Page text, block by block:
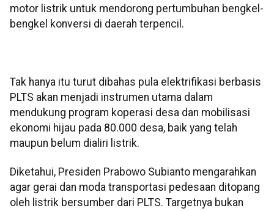
motor listrik untuk mendorong pertumbuhan bengkel-
bengkel konversi di daerah terpencil.
Tak hanya itu turut dibahas pula elektrifikasi berbasis
PLTS akan menjadi instrumen utama dalam
mendukung program koperasi desa dan mobilisasi
ekonomi hijau pada 80.000 desa, baik yang telah
maupun belum dialiri listrik.
Diketahui, Presiden Prabowo Subianto mengarahkan
agar gerai dan moda transportasi pedesaan ditopang
oleh listrik bersumber dari PLTS. Targetnya bukan